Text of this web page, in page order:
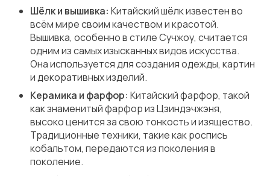
Шёлк и вышивка: Китайский шёлк известен во
всём мире своим качеством и красотой.
Вышивка, особенно в стиле Сучжоу, считается
одним из самых изысканных видов искусства.
Она используется для создания одежды, картин
и декоративных изделий.
Керамика и фарфор: Китайский фарфор, такой
как знаменитый фарфор из Цзиндэчжэня,
высоко ценится за свою тонкость и изящество.
Традиционные техники, такие как роспись
кобальтом, передаются из поколения в
поколение.